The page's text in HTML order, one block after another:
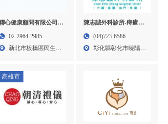
心健康顧問有限公司-
特別護士,台北特別護士,
02-2964-2985
新北市板橋區民生路
陳志誠外科診所-痔瘡開
刀門診,彰化痔瘡開刀門
(04)723-6586
彰化縣彰化市曉陽路
高雄市